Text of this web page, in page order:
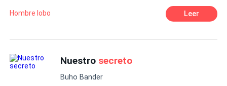
harías cuando todo lo que creíste tener era una mentira?
¿Cuando toda tu vida se esfumó en un minuto? No
Hombre lobo Leer
Nuestro secreto
Buho Bander